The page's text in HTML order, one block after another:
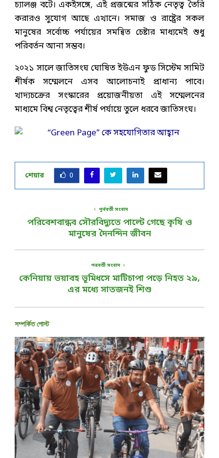
চ্যালঞ্জ বটে। একইসঙ্গে, এই প্রজন্মের সঠিক নেতৃত্ব তৈরি
করারও সুযোগ আছে এখানে। সমাজ ও রাষ্ট্রের সকল
মানুষের সর্বোচ্চ পর্যায়ের সমন্বিত চেষ্টার মাধ্যমেই শুধু
পরিবর্তন আনা সম্ভব।
২০২১ সালে জাতিসংঘ ঘোষিত ইউএন ফুড সিস্টেম সামিট
শীর্ষক সম্মেলনে এসব আলোচনাই প্রাধান্য পাবে।
খাদ্যচক্রের সংস্কারের প্রয়োজনীয়তা এই সম্মেলনের
মাধ্যমে বিশ্ব নেতৃত্বের শীর্ষ পর্যায়ে তুলে ধরবে জাতিসংঘ।
শেয়ার 0
পূর্ববর্তী সংবাদ
পরিবেশবান্ধব সৌরবিদ্যুতে পাল্টে গেছে কৃষি ও
মানুষের দৈনন্দিন জীবন
পরবর্তী সংবাদ
কেনিয়ায় ভয়াবহ ভূমিধসে মাটিচাপা পড়ে নিহত ২৯,
এর মধ্যে সাতজনই শিশু
সম্পর্কিত পোস্ট